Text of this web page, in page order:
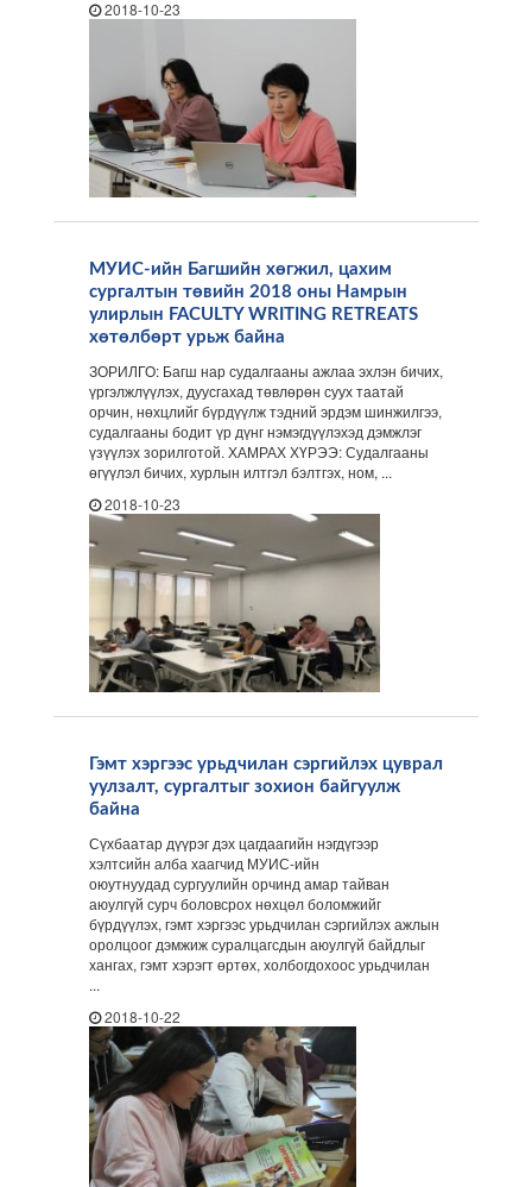
2018-10-23
МУИС-ийн Багшийн хөгжил, цахим
сургалтын төвийн 2018 оны Намрын
улирлын FACULTY WRITING RETREATS
хөтөлбөрт урьж байна
ЗОРИЛГО: Багш нар судалгааны ажлаа эхлэн бичих,
үргэлжлүүлэх, дуусгахад төвлөрөн суух таатай
орчин, нөхцлийг бүрдүүлж тэдний эрдэм шинжилгээ,
судалгааны бодит үр дүнг нэмэгдүүлэхэд дэмжлэг
үзүүлэх зорилготой. ХАМРАХ ХҮРЭЭ: Судалгааны
өгүүлэл бичих, хурлын илтгэл бэлтгэх, ном, ...
2018-10-23
Гэмт хэргээс урьдчилан сэргийлэх цуврал
уулзалт, сургалтыг зохион байгуулж
байна
Сүхбаатар дүүрэг дэх цагдаагийн нэгдүгээр
хэлтсийн алба хаагчид МУИС-ийн
оюутнуудад сургуулийн орчинд амар тайван
аюулгүй сурч боловсрох нөхцөл боломжийг
бүрдүүлэх, гэмт хэргээс урьдчилан сэргийлэх ажлын
оролцоог дэмжиж суралцагсдын аюулгүй байдлыг
хангах, гэмт хэрэгт өртөх, холбогдохоос урьдчилан
...
2018-10-22